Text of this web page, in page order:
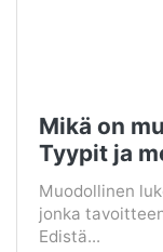
Mikä on
Tyypit ja
Muodollinen
jonka
Edistä...